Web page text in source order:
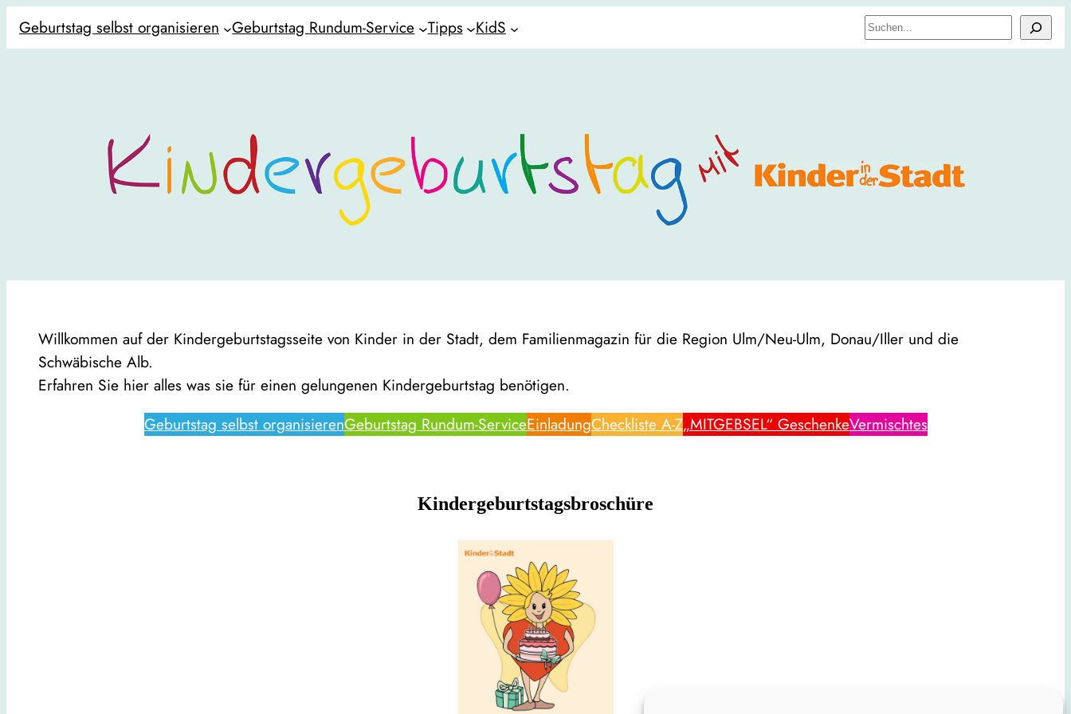
Geburtstag selbst organisieren Geburtstag Rundum-Service Tipps KidS Suchen
Willkommen auf der Kindergeburtstagsseite von Kinder in der Stadt, dem Familienmagazin für die Region Ulm/Neu-Ulm, Donau/Iller und die
Schwäbische Alb.
Erfahren Sie hier alles was sie für einen gelungenen Kindergeburtstag benötigen.
Geburtstag selbst organisierenGeburtstag Rundum-ServiceEinladungCheckliste A-Z„MITGEBSEL“ GeschenkeVermischtes
Kindergeburtstagsbroschüre